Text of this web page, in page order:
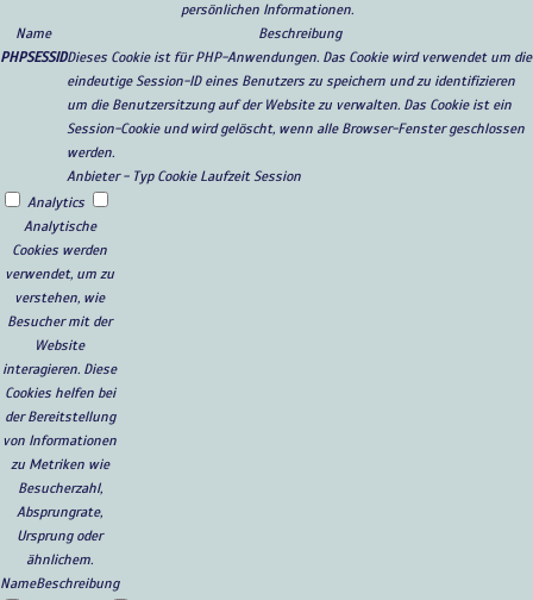
persönlichen Informationen.
Name
Beschreibung
PHPSESSIDDieses Cookie ist für PHP-Anwendungen. Das Cookie wird verwendet um die
eindeutige Session-ID eines Benutzers zu speichern und zu identifizieren
um die Benutzersitzung auf der Website zu verwalten. Das Cookie ist ein
Session-Cookie und wird gelöscht, wenn alle Browser-Fenster geschlossen
werden.
Anbieter - Typ Cookie Laufzeit Session
Analytics
Analytische
Cookies werden
verwendet, um zu
verstehen, wie
Besucher mit der
Website
interagieren. Diese
Cookies helfen bei
der Bereitstellung
von Informationen
zu Metriken wie
Besucherzahl,
Absprungrate,
Ursprung oder
ähnlichem.
NameBeschreibung